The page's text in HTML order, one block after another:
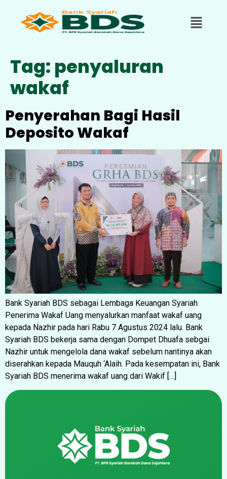
Tag: penyaluran
wakaf
Penyerahan Bagi Hasil
Deposito Wakaf
Bank Syariah BDS sebagai Lembaga Keuangan Syariah
Penerima Wakaf Uang menyalurkan manfaat wakaf uang
kepada Nazhir pada hari Rabu 7 Agustus 2024 lalu. Bank
Syariah BDS bekerja sama dengan Dompet Dhuafa sebgai
Nazhir untuk mengelola dana wakaf sebelum nantinya akan
diserahkan kepada Mauquh ‘Alaih. Pada kesempatan ini, Bank
Syariah BDS menerima wakaf uang dari Wakif […]